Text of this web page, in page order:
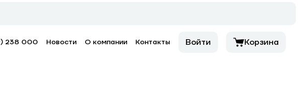
238 000 Новости О компании Контакты Войти Корзина